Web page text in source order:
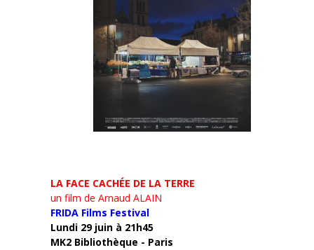
LA FACE CACHÉE DE LA TERRE
un film de Arnaud ALAIN
FRIDA Films Festival
Lundi 29 juin à 21h45
MK2 Bibliothèque - Paris